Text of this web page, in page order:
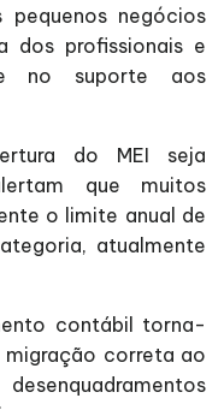
negócios
dos profissionais e
no suporte aos
do MEI seja
que muitos
o limite anual de
atualmente
contábil torna-
migração correta ao